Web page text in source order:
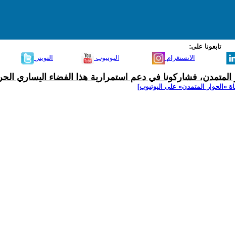
تابعونا على:
التويتر اليوتيوب الانستغرام
المتمدن، فشاركونا في دعم استمرارية هذا الفضاء اليساري الحر
‫«الحوار المتمدن» على اليوتيوب]